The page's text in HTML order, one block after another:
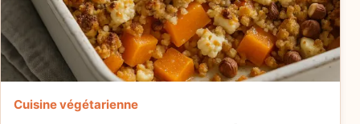
Cuisine végétarienne